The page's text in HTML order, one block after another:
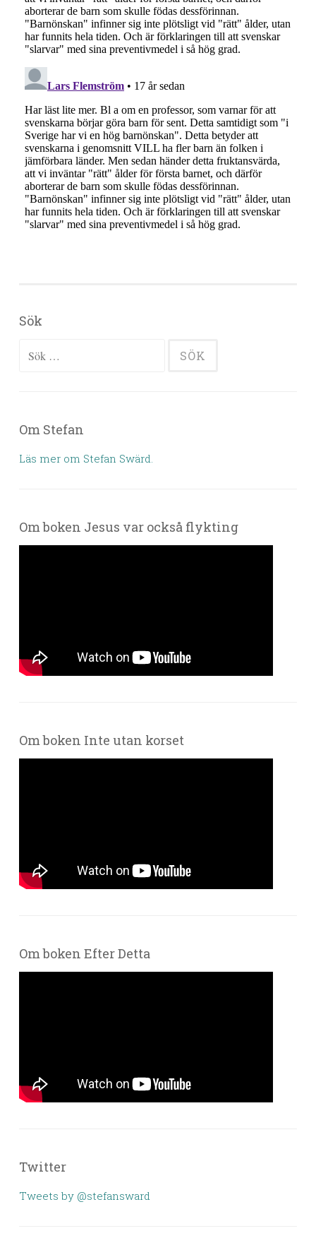
Sök
Sök efter:
Om Stefan
Läs mer om Stefan Swärd.
Om boken Jesus var också flykting
Om boken Inte utan korset
Om boken Efter Detta
Twitter
Tweets by @stefansward